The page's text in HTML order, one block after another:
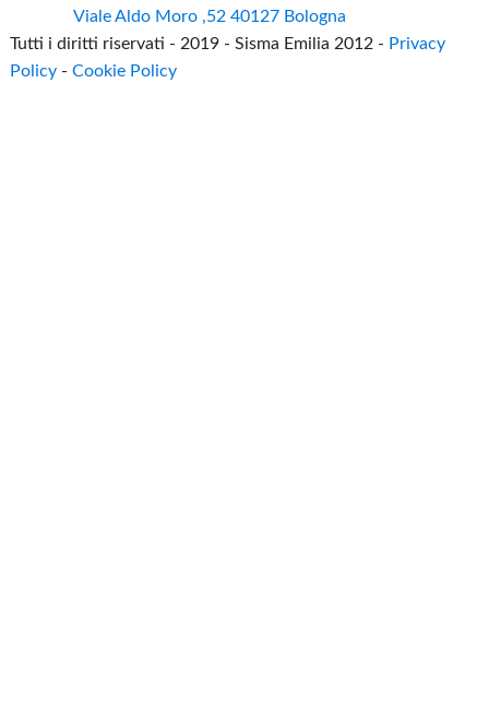
Viale Aldo Moro ,52 40127 Bologna
Tutti i diritti riservati - 2019 - Sisma Emilia 2012 - Privacy
Policy -Cookie Policy